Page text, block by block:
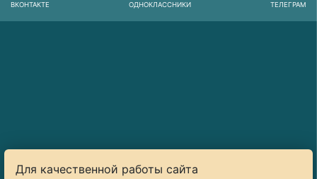
ВКОНТАКТЕ ОДНОКЛАССНИКИ ТЕЛЕГРАМ
Для качественной работы сайта